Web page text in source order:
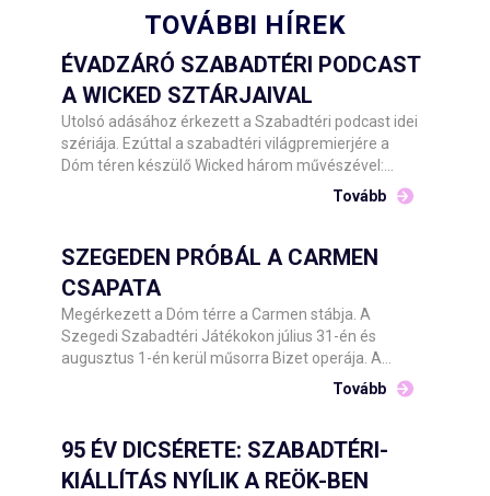
TOVÁBBI HÍREK
ÉVADZÁRÓ SZABADTÉRI PODCAST
A WICKED SZTÁRJAIVAL
Utolsó adásához érkezett a Szabadtéri podcast idei
szériája. Ezúttal a szabadtéri világpremierjére a
Dóm téren készülő Wicked három művészével:
Udvaros Dorottyával, Csonka Andrással és Tóth
Tovább
SZEGEDEN PRÓBÁL A CARMEN
CSAPATA
Megérkezett a Dóm térre a Carmen stábja. A
Szegedi Szabadtéri Játékokon július 31-én és
augusztus 1-én kerül műsorra Bizet operája. A
Csokonai Nemzeti Színház Debrecen előadásának
közreműködőit Barnák László főigazgató hétfő este
Tovább
95 ÉV DICSÉRETE: SZABADTÉRI-
KIÁLLÍTÁS NYÍLIK A REÖK-BEN